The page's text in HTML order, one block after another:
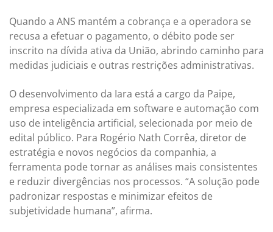
Quando a ANS mantém a cobrança e a operadora se
recusa a efetuar o pagamento, o débito pode ser
inscrito na dívida ativa da União, abrindo caminho para
medidas judiciais e outras restrições administrativas.
O desenvolvimento da Iara está a cargo da Paipe,
empresa especializada em software e automação com
uso de inteligência artificial, selecionada por meio de
edital público. Para Rogério Nath Corrêa, diretor de
estratégia e novos negócios da companhia, a
ferramenta pode tornar as análises mais consistentes
e reduzir divergências nos processos. “A solução pode
padronizar respostas e minimizar efeitos de
subjetividade humana”, afirma.